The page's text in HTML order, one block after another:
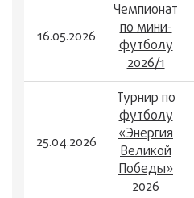
16.05.2026
Чемпионат
по мини-
футболу
2026/1
25.04.2026
Турнир по
футболу
«Энергия
Великой
Победы»
2026